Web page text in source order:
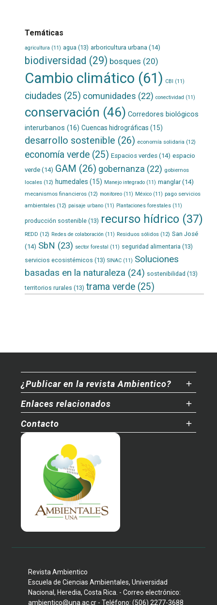
Temáticas
agricultura (11) agua (13) arboricultura urbana(14)
biodiversidad (29) bosques (20)
Cambio climático (61) CBI (11)
ciudades (25) comunidades (22) conectividad (11)
conservación (46) Corredores biológicos
interurbanos (16) Cuencas hidrográficas (15)
desarrollo sostenible (26) economía solidaria (12)
economía verde(25) Espacios verdes(14) espacio
verde(14) GAM (26) gobernanza (22) gobiernos
locales(12) humedales (15) Manejo integrado(11) manglar(14)
mecanismos financieros(12) monitoreo(11) México(11) pago servicios
ambientales(12) paisaje urbano(11) Plantaciones forestales(11)
producción sostenible(13) recurso hídrico(37)
REDD (12) Redes de colaboración (11) Residuos sólidos(12) San José
(14) SbN (23) sector forestal (11) seguridad alimentaria (13)
servicios ecosistémicos (13) SINAC(11) Soluciones
basadas en la naturaleza (24) sostenibilidad (13)
territorios rurales (13) trama verde(25)
¿Publicar en la revista Ambientico?
Enlaces relacionados
Contacto
Revista Ambientico
Escuela de Ciencias Ambientales, Universidad
Nacional, Heredia, Costa Rica. - Correo electrónico:
ambientico@una.ac.cr - Teléfono: (506) 2277-3688